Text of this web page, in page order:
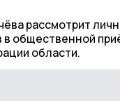
рассмотрит
в общественной
области.